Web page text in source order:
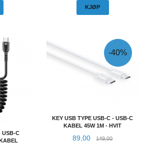
KJØP
USB-C
KEY USB TYPE USB-C - USB-C
KABEL 45W 1M - HVIT
Tilbud
89,00 149,00Rabatt
-40%